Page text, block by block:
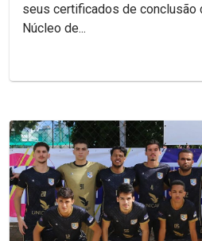
seus certificados de conclusão
Núcleo de...